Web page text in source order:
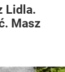
Lidla.
Masz